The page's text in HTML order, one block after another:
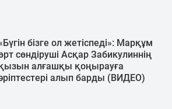
бізге ол жетіспеді»: Марқұм
сөндіруші Асқар Забикулиннің
алғашқы қоңырауға
алып барды (ВИДЕО)